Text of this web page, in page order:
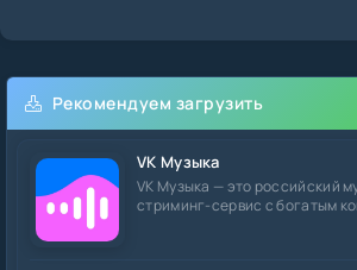
Рекомендуем загрузить
VK Музыка
VK Музыка — это российский
стриминг-сервис с богатым